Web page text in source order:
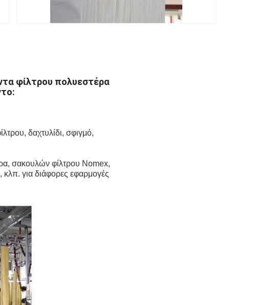
φίλτρου πολυεστέρα
δαχτυλίδι, σφιγμό,
σακουλών φίλτρου Nomex,
για διάφορες εφαρμογές